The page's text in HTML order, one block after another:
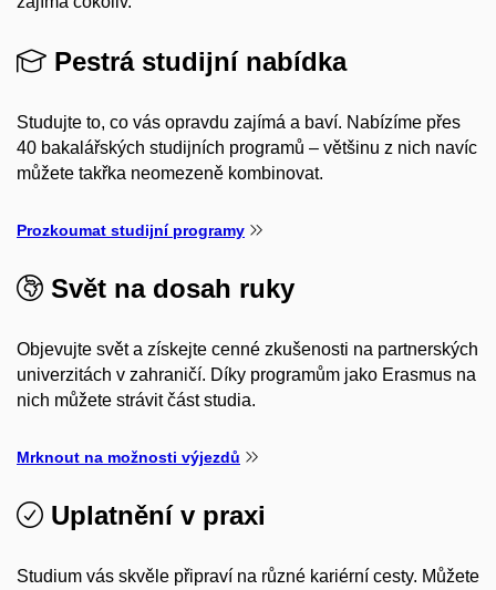
Pestrá studijní nabídka
Studujte to, co vás opravdu zajímá a baví. Nabízíme přes
40 bakalářských studijních programů – většinu z nich navíc
můžete takřka neomezeně kombinovat.
Prozkoumat studijní programy
Svět na dosah ruky
Objevujte svět a získejte cenné zkušenosti na partnerských
univerzitách v zahraničí. Díky programům jako Erasmus na
nich můžete strávit část studia.
Mrknout na možnosti výjezdů
Uplatnění v praxi
Studium vás skvěle připraví na různé kariérní cesty. Můžete